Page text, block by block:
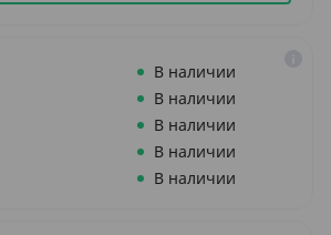
В наличии
В наличии
В наличии
В наличии
В наличии